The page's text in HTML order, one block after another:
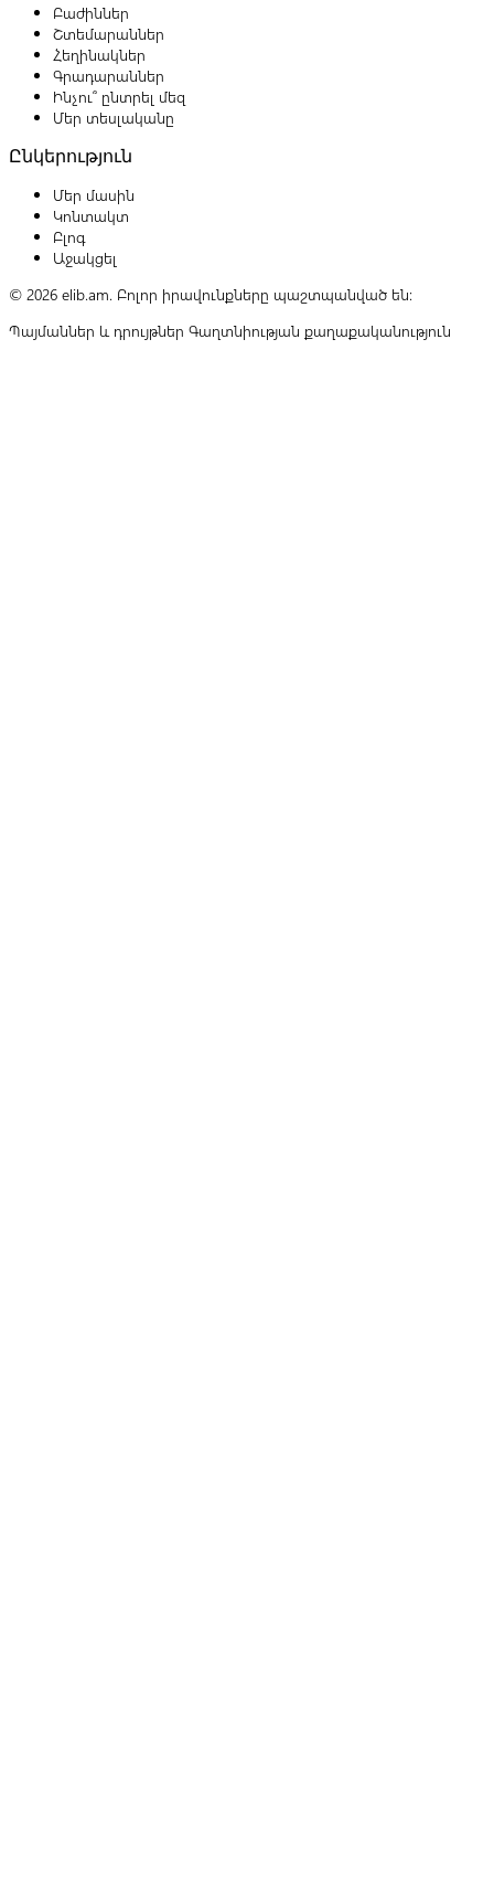
Բաժիններ
Շտեմարաններ
Հեղինակներ
Գրադարաններ
Ինչու՞ ընտրել մեզ
Մեր տեսլականը
Ընկերություն
Մեր մասին
Կոնտակտ
Բլոգ
Աջակցել
© 2026 elib.am. Բոլոր իրավունքները պաշտպանված են:
Պայմաններ և դրույթներ Գաղտնիության քաղաքականություն